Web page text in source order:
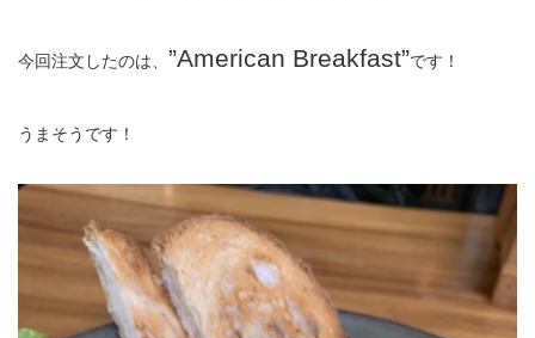
今回注文したのは、 ”American Breakfast”です！
うまそうです！